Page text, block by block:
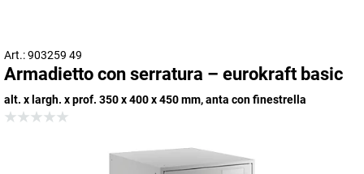
Art.: 903259 49
Armadietto con serratura – eurokraft basic
alt. x largh. x prof. 350 x 400 x 450 mm, anta con finestrella